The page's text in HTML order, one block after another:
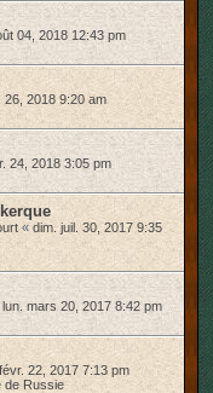
04, 2018 12:43 pm
26, 2018 9:20 am
24, 2018 3:05 pm
« dim. juil. 30, 2017 9:35
lun. mars 20, 2017 8:42 pm
22, 2017 7:13 pm
de Russie